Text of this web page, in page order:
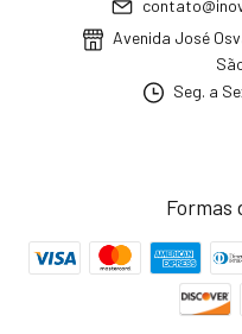
Avenida José
Seg. a
Formas